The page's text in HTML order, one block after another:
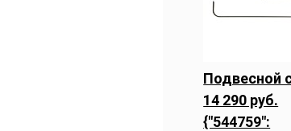
Подвесной
14 290 руб.
{"544759":